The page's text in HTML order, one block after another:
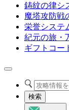
鋳紋の律シ
魔塔攻防戦
栄誉システ
紀元の旅・
ギフトコー
検索